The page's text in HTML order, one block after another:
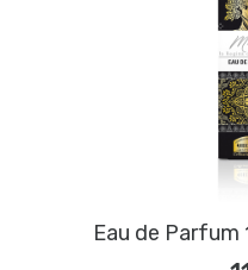
Eau de Parfum